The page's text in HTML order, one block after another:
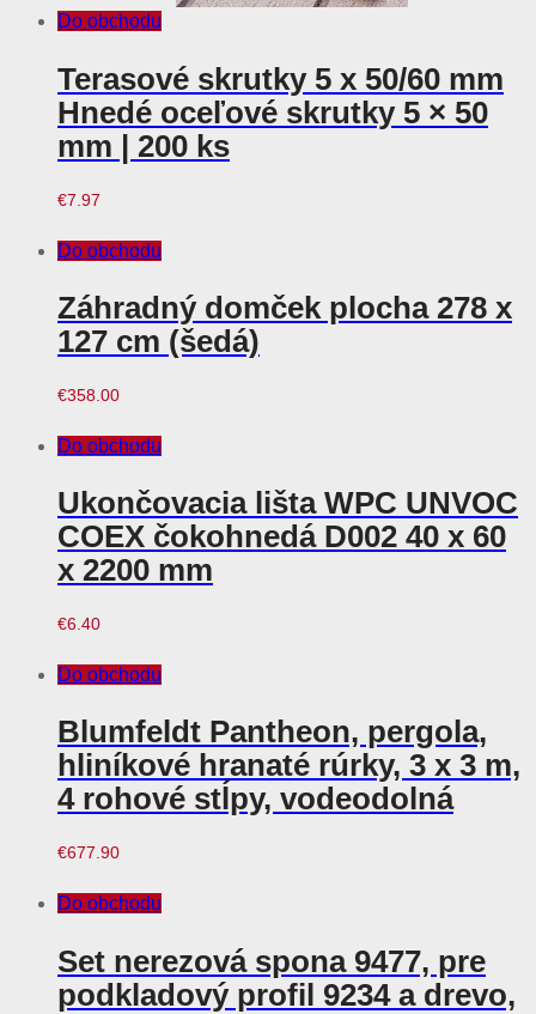
Do obchodu
Terasové skrutky 5 x 50/60 mm
Hnedé oceľové skrutky 5 × 50
mm | 200 ks
€7.97
Do obchodu
Záhradný domček plocha 278 x
127 cm (šedá)
€358.00
Do obchodu
Ukončovacia lišta WPC UNVOC
COEX čokohnedá D002 40 x 60
x 2200 mm
€6.40
Do obchodu
Blumfeldt Pantheon, pergola,
hliníkové hranaté rúrky, 3 x 3 m,
4 rohové stĺpy, vodeodolná
€677.90
Do obchodu
Set nerezová spona 9477, pre
podkladový profil 9234 a drevo,